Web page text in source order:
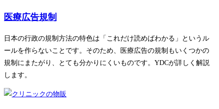
医療広告規制
日本の行政の規制方法の特色は「これだけ読めばわかる」というル
ールを作らないことです。そのため、医療広告の規制もいくつかの
規制にまたがり、とても分かりにくいものです。YDCが詳しく解説
します。